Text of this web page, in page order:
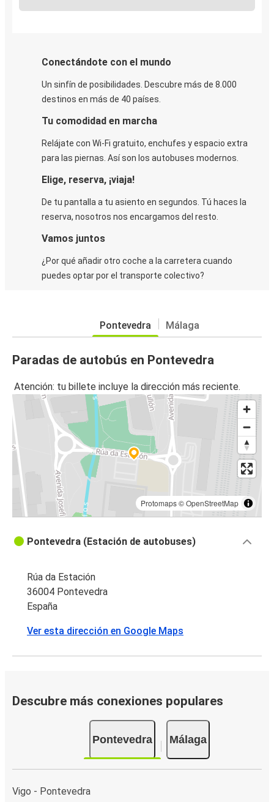
Conectándote con el mundo
Un sinfín de posibilidades. Descubre más de 8.000
destinos en más de 40 países.
Tu comodidad en marcha
Relájate con Wi-Fi gratuito, enchufes y espacio extra
para las piernas. Así son los autobuses modernos.
Elige, reserva, ¡viaja!
De tu pantalla a tu asiento en segundos. Tú haces la
reserva, nosotros nos encargamos del resto.
Vamos juntos
¿Por qué añadir otro coche a la carretera cuando
puedes optar por el transporte colectivo?
Pontevedra Málaga
Paradas de autobús en Pontevedra
Atención: tu billete incluye la dirección más reciente.
Protomaps©OpenStreetMap
Pontevedra (Estación de autobuses)
Rúa da Estación
36004 Pontevedra
España
Ver esta dirección en Google Maps
Descubre más conexiones populares
Pontevedra Málaga
Vigo - Pontevedra